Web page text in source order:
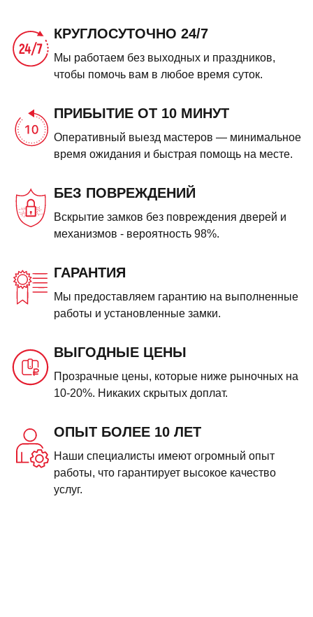
КРУГЛОСУТОЧНО 24/7
Мы работаем без выходных и праздников,
чтобы помочь вам в любое время суток.
ПРИБЫТИЕ ОТ 10 МИНУТ
Оперативный выезд мастеров — минимальное
время ожидания и быстрая помощь на месте.
БЕЗ ПОВРЕЖДЕНИЙ
Вскрытие замков без повреждения дверей и
механизмов - вероятность 98%.
ГАРАНТИЯ
Мы предоставляем гарантию на выполненные
работы и установленные замки.
ВЫГОДНЫЕ ЦЕНЫ
Прозрачные цены, которые ниже рыночных на
10-20%. Никаких скрытых доплат.
ОПЫТ БОЛЕЕ 10 ЛЕТ
Наши специалисты имеют огромный опыт
работы, что гарантирует высокое качество
услуг.